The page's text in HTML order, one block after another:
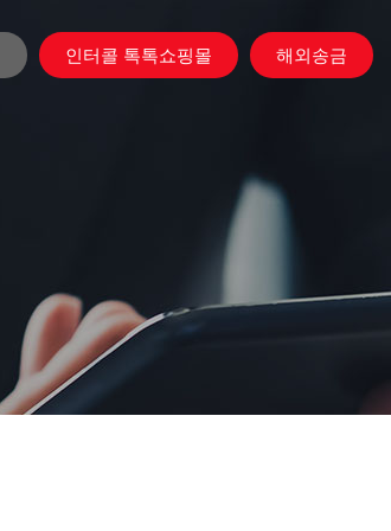
인터콜 톡톡쇼핑몰 해외송금